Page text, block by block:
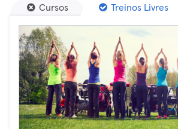
Cursos Treinos Livres